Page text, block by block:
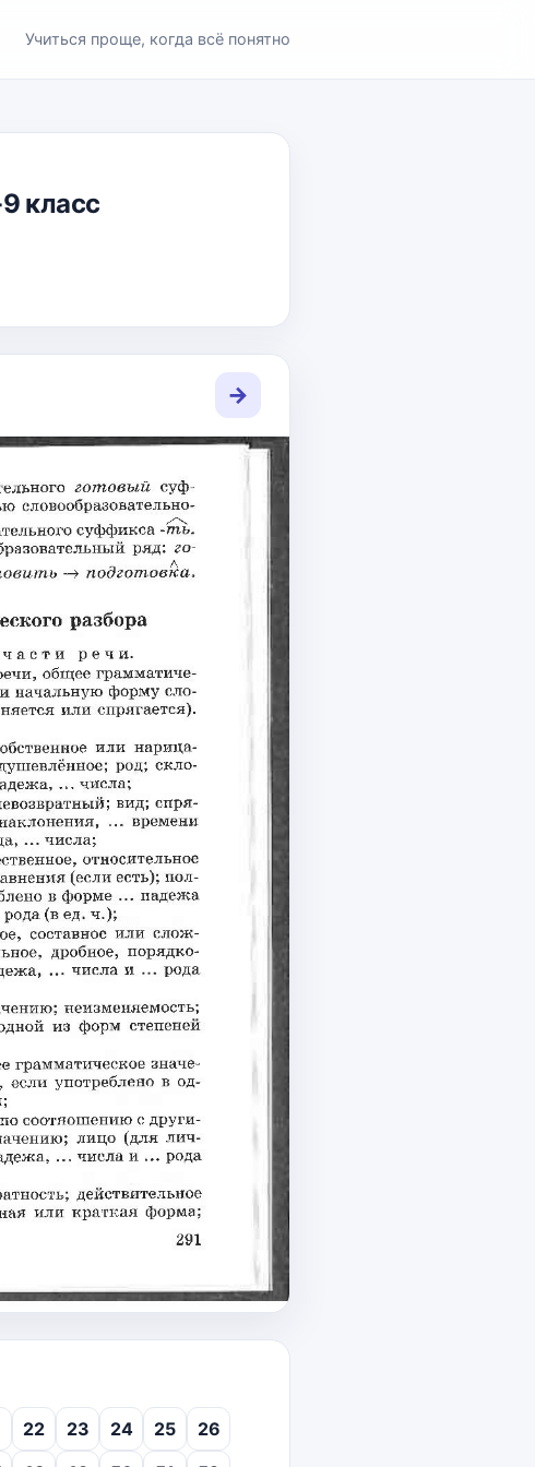
Учиться проще, когда всё понятно
класс
→
22 23 24 25
26